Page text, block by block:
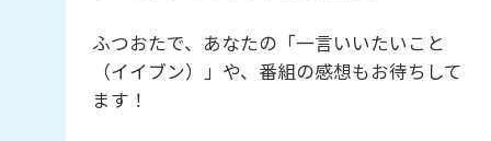
ふつおたで、あなたの「一言いいたいこと
（イイブン）」や、番組の感想もお待ちして
ます！